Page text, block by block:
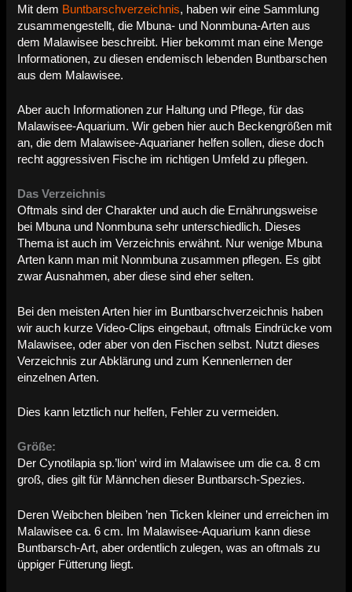
Mit dem Buntbarschverzeichnis, haben wir eine Sammlung
zusammengestellt, die Mbuna- und Nonmbuna-Arten aus
dem Malawisee beschreibt. Hier bekommt man eine Menge
Informationen, zu diesen endemisch lebenden Buntbarschen
aus dem Malawisee.
Aber auch Informationen zur Haltung und Pflege, für das
Malawisee-Aquarium. Wir geben hier auch Beckengrößen mit
an, die dem Malawisee-Aquarianer helfen sollen, diese doch
recht aggressiven Fische im richtigen Umfeld zu pflegen.
Das Verzeichnis
Oftmals sind der Charakter und auch die Ernährungsweise
bei Mbuna und Nonmbuna sehr unterschiedlich. Dieses
Thema ist auch im Verzeichnis erwähnt. Nur wenige Mbuna
Arten kann man mit Nonmbuna zusammen pflegen. Es gibt
zwar Ausnahmen, aber diese sind eher selten.
Bei den meisten Arten hier im Buntbarschverzeichnis haben
wir auch kurze Video-Clips eingebaut, oftmals Eindrücke vom
Malawisee, oder aber von den Fischen selbst. Nutzt dieses
Verzeichnis zur Abklärung und zum Kennenlernen der
einzelnen Arten.
Dies kann letztlich nur helfen, Fehler zu vermeiden.
Größe:
Der Cynotilapia sp.’lion‘ wird im Malawisee um die ca. 8 cm
groß, dies gilt für Männchen dieser Buntbarsch-Spezies.
Deren Weibchen bleiben ’nen Ticken kleiner und erreichen im
Malawisee ca. 6 cm. Im Malawisee-Aquarium kann diese
Buntbarsch-Art, aber ordentlich zulegen, was an oftmals zu
üppiger Fütterung liegt.